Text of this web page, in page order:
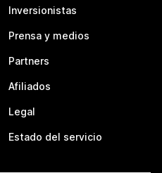
Inversionistas
Prensa y medios
Partners
Afiliados
Legal
Estado del servicio